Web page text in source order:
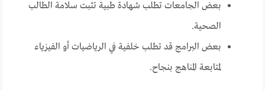
بعض الجامعات تطلب شهادة طبية تثبت سلامة الطالب
الصحية.
بعض البرامج قد تطلب خلفية في الرياضيات أو الفيزياء
لمتابعة المناهج بنجاح.